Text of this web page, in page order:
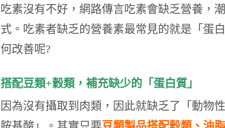
吃素沒有不好，網路傳言吃素會缺乏營養，
式。吃素者缺乏的營養素最常見的就是「蛋
何改善呢?
搭配豆類+穀類，補充缺少的「蛋白質」
因為沒有攝取到肉類，因此就缺乏了「動物